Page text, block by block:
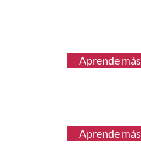
Aprende más
Aprende más